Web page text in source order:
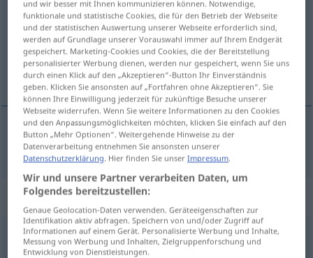
Übersicht aller Übersetzungen
(Für mehr Details die Übersetzung anklicken/antippen)
a pedepsi
pedepsi strafen
Synonyme für "strafen"
bestrafen (für)
und wir besser mit Ihnen kommunizieren können. Notwendige,
funktionale und statistische Cookies, die für den Betrieb der Webseite
und der statistischen Auswertung unserer Webseite erforderlich sind,
werden auf Grundlage unserer Vorauswahl immer auf Ihrem Endgerät
gespeichert. Marketing-Cookies und Cookies, die der Bereitstellung
personalisierter Werbung dienen, werden nur gespeichert, wenn Sie uns
durch einen Klick auf den „Akzeptieren“-Button Ihr Einverständnis
geben. Klicken Sie ansonsten auf „Fortfahren ohne Akzeptieren“. Sie
können Ihre Einwilligung jederzeit für zukünftige Besuche unserer
Webseite widerrufen. Wenn Sie weitere Informationen zu den Cookies
und den Anpassungsmöglichkeiten möchten, klicken Sie einfach auf den
Button „Mehr Optionen“. Weitergehende Hinweise zu der
Datenverarbeitung entnehmen Sie ansonsten unserer
Datenschutzerklärung. Hier finden Sie unserImpressum.
Wir und unsere Partner verarbeiten Daten, um
Folgendes bereitzustellen:
Genaue Geolocation-Daten verwenden. Geräteeigenschaften zur
Identifikation aktiv abfragen. Speichern von und/oder Zugriff auf
Informationen auf einem Gerät. Personalisierte Werbung und Inhalte,
Messung von Werbung und Inhalten, Zielgruppenforschung und
Entwicklung von Dienstleistungen.